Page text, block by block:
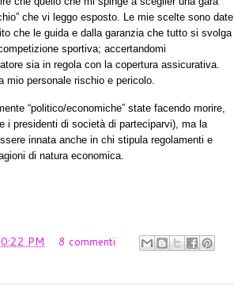
che vi leggo esposto. Le mie scelte sono date
che le guida e dalla garanzia che tutto si svolga
sportiva; accertandomi
sia in regola con la copertura assicurativa.
mio personale rischio e pericolo.
“politico/economiche” state facendo morire,
i presidenti di società di parteciparvi), ma la
innata anche in chi stipula regolamenti e
di natura economica.
PM
8 commenti